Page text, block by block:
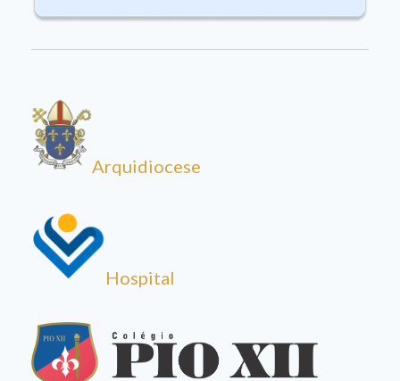
Arquidiocese
Hospital